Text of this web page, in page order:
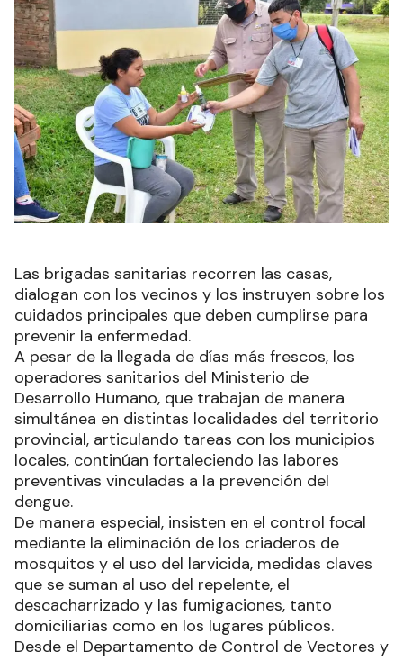
Las brigadas sanitarias recorren las casas,
dialogan con los vecinos y los instruyen sobre los
cuidados principales que deben cumplirse para
prevenir la enfermedad.
A pesar de la llegada de días más frescos, los
operadores sanitarios del Ministerio de
Desarrollo Humano, que trabajan de manera
simultánea en distintas localidades del territorio
provincial, articulando tareas con los municipios
locales, continúan fortaleciendo las labores
preventivas vinculadas a la prevención del
dengue.
De manera especial, insisten en el control focal
mediante la eliminación de los criaderos de
mosquitos y el uso del larvicida, medidas claves
que se suman al uso del repelente, el
descacharrizado y las fumigaciones, tanto
domiciliarias como en los lugares públicos.
Desde el Departamento de Control de Vectores y